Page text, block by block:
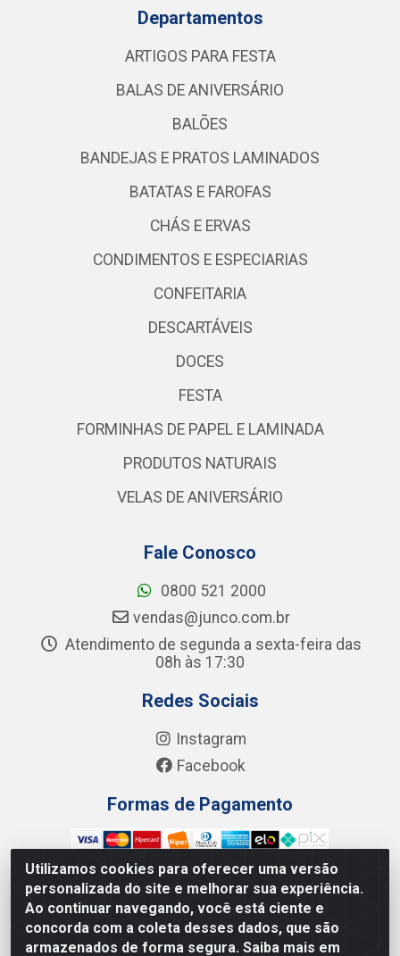
Utilizamos cookies para oferecer uma versão
personalizada do site e melhorar sua experiência.
Ao continuar navegando, você está ciente e
concorda com a coleta desses dados, que são
armazenados de forma segura. Saiba mais em
Departamentos
ARTIGOS PARA FESTA
BALAS DE ANIVERSÁRIO
BALÕES
BANDEJAS E PRATOS LAMINADOS
BATATAS E FAROFAS
CHÁS E ERVAS
CONDIMENTOS E ESPECIARIAS
CONFEITARIA
DESCARTÁVEIS
DOCES
FESTA
FORMINHAS DE PAPEL E LAMINADA
PRODUTOS NATURAIS
VELAS DE ANIVERSÁRIO
Fale Conosco
0800 521 2000
vendas@junco.com.br
Atendimento de segunda a sexta-feira das
08h às 17:30
Redes Sociais
Instagram
Facebook
Formas de Pagamento
Junco Industria e Comercio Ltda - R. Lineu Anterino
Mariano, 505 - Distrito Industrial, Uberlândia - MG CEP
38.402-346 - CNPJ: 66.312.653/0001-14